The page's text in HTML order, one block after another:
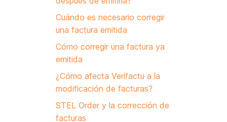
Cuándo es necesario corregir
una factura emitida
Cómo corregir una factura ya
emitida
¿Cómo afecta Verifactu a la
modificación de facturas?
STEL Order y la corrección de
facturas